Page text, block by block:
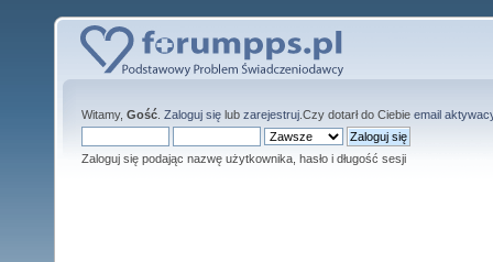
Witamy, Gość Zaloguj się lub zarejestruj .Czy dotarł do Ciebie email
Zaloguj się podając nazwę użytkownika, hasło i długość sesji